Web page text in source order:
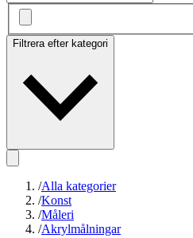
Filtrera efter kategori
/Alla kategorier
/Konst
/Måleri
/Akrylmålningar